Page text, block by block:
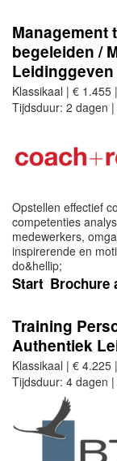
Management
begeleiden /
Klassikaal | € 1.455
Tijdsduur: 2 dagen
Opstellen effectief
competenties
medewerkers,
inspirerende en
do&hellip;
Start Brochure
Training
Authentiek
Klassikaal | € 4.225
Tijdsduur: 4 dagen